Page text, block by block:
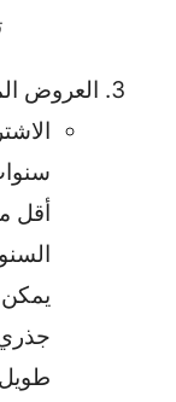
العروض
أقل
طويل